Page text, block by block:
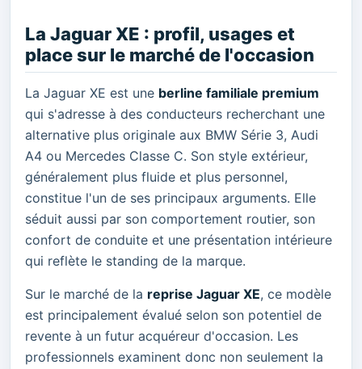
La Jaguar XE : profil, usages et
place sur le marché de l'occasion
La Jaguar XE est une berline familiale premium
qui s'adresse à des conducteurs recherchant une
alternative plus originale aux BMW Série 3, Audi
A4 ou Mercedes Classe C. Son style extérieur,
généralement plus fluide et plus personnel,
constitue l'un de ses principaux arguments. Elle
séduit aussi par son comportement routier, son
confort de conduite et une présentation intérieure
qui reflète le standing de la marque.
Sur le marché de la reprise Jaguar XE, ce modèle
est principalement évalué selon son potentiel de
revente à un futur acquéreur d'occasion. Les
professionnels examinent donc non seulement la